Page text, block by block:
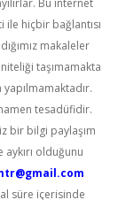
Bu internet
hiçbir bağlantısı
makaleler
taşımamakta
tesadüfidir.
bir bilgi paylaşım
olduğunu
süre içerisinde